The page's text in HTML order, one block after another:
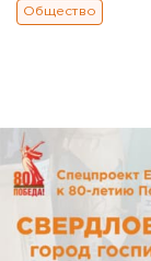
Общество